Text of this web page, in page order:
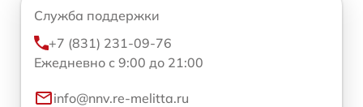
Служба поддержки
+7 (831) 231-09-76
Ежедневно с 9:00 до 21:00
info@nnv.re-melitta.ru